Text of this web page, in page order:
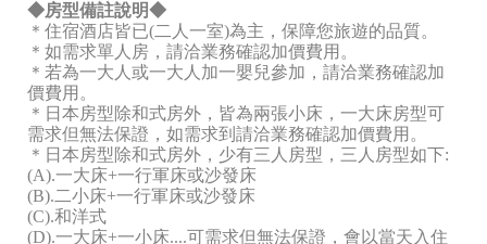
◆房型備註說明◆
＊住宿酒店皆已(二人一室)為主，保障您旅遊的品質。
＊如需求單人房，請洽業務確認加價費用。
＊若為一大人或一大人加一嬰兒參加，請洽業務確認加
價費用。
＊日本房型除和式房外，皆為兩張小床，一大床房型可
需求但無法保證，如需求到請洽業務確認加價費用。
＊日本房型除和式房外，少有三人房型，三人房型如下:
(A).一大床+一行軍床或沙發床
(B).二小床+一行軍床或沙發床
(C).和洋式
(D).一大床+一小床....可需求但無法保證，會以當天入住